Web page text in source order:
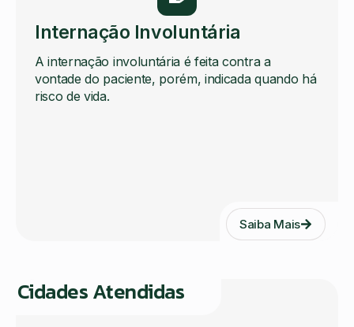
Internação Involuntária
A internação involuntária é feita contra a
vontade do paciente, porém, indicada quando há
risco de vida.
Saiba Mais
Cidades Atendidas